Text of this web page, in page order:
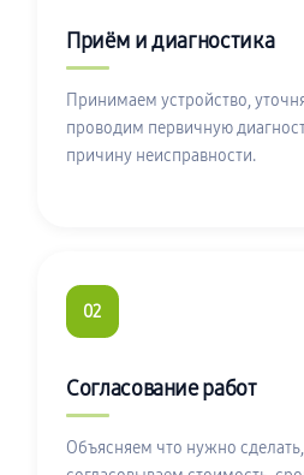
Приём и диагностика
Принимаем устройство,
проводим первичную
причину неисправности.
02
Согласование работ
Объясняем что нужно